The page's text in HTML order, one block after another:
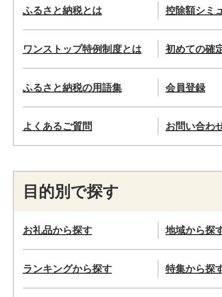
ふるさと納税とは 控除額シミ
ワンストップ特例制度とは 初めての確
ふるさと納税の用語集 会員登録
よくあるご質問 お問い合わ
目的別で探す
お礼品から探す 地域から探
ランキングから探す 特集から探